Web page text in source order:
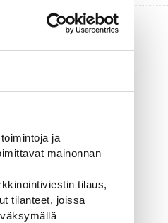
ja
mainonnan
tilaus,
tilanteet, joissa